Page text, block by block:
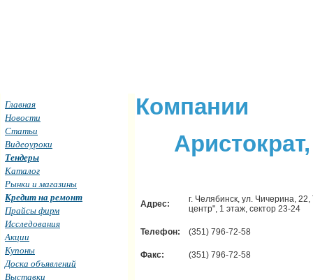
Компании
Адрес:
г. Челябинск, ул. Чичерина,
центр", 1 этаж, сектор 23-24
Телефон: (351) 796-72-58
Факс: (351) 796-72-58
Главная
Новости
Статьи
Видеоуроки
Тендеры
Каталог
Рынки и магазины
Кредит на ремонт
Прайсы фирм
Исследования
Акции
Купоны
Доска объявлений
Выставки